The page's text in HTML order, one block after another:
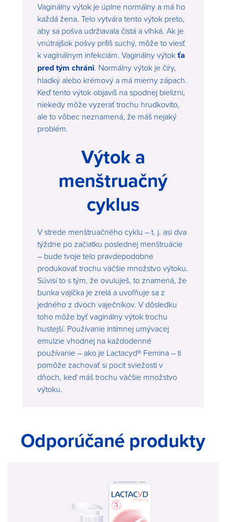
Vaginálny výtok je úplne normálny a má ho
každá žena. Telo vytvára tento výtok preto,
aby sa pošva udržiavala čistá a vlhká. Ak je
vnútrajšok pošvy príliš suchý, môže to viesť
k vaginálnym infekciám. Vaginálny výtokťa
pred tým chráni. Normálny výtok je číry,
hladký alebo krémový a má mierny zápach.
Keď tento výtok objavíš na spodnej bielizni,
niekedy môže vyzerať trochu hrudkovito,
ale to vôbec neznamená, že máš nejaký
problém.
Výtok a
menštruačný
cyklus
V strede menštruačného cyklu – t. j. asi dva
týždne po začiatku poslednej menštruácie
– bude tvoje telo pravdepodobne
produkovať trochu väčšie množstvo výtoku.
Súvisí to s tým, že ovuluješ, to znamená, že
bunka vajíčka je zrelá a uvoľňuje sa z
jedného z dvoch vaječníkov. V dôsledku
toho môže byť vaginálny výtok trochu
hustejší. Používanie intímnej umývacej
emulzie vhodnej na každodenné
používanie – ako je Lactacyd® Femina – ti
pomôže zachovať si pocit sviežosti v
dňoch, keď máš trochu väčšie množstvo
výtoku.
Odporúčané produkty